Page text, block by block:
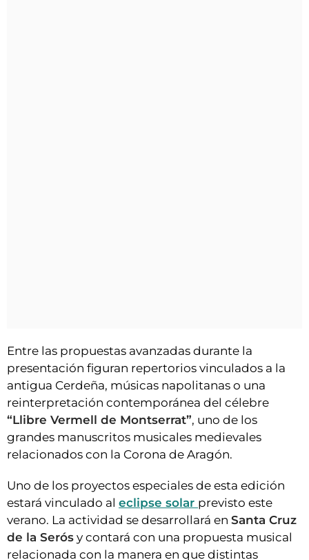
Entre las propuestas avanzadas durante la
presentación figuran repertorios vinculados a la
antigua Cerdeña, músicas napolitanas o una
reinterpretación contemporánea del célebre
“Llibre Vermell de Montserrat”, uno de los
grandes manuscritos musicales medievales
relacionados con la Corona de Aragón.
Uno de los proyectos especiales de esta edición
estará vinculado al eclipse solar previsto este
verano. La actividad se desarrollará en Santa Cruz
de la Serós y contará con una propuesta musical
relacionada con la manera en que distintas